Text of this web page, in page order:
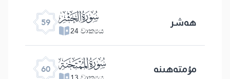
59 ﯨ
24 වාක්‍යය ھەشر
60 ﯩ مۇمتەھىنە